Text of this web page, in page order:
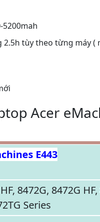
tùy theo từng máy (
Acer
E443
8472G, 8472G HF,
Series